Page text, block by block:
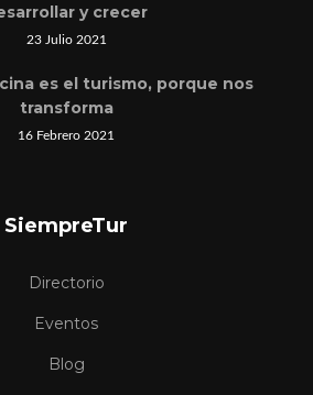
y crecer
23 Julio 2021
es el turismo, porque nos
transforma
16 Febrero 2021
SiempreTur
Directorio
Eventos
Blog